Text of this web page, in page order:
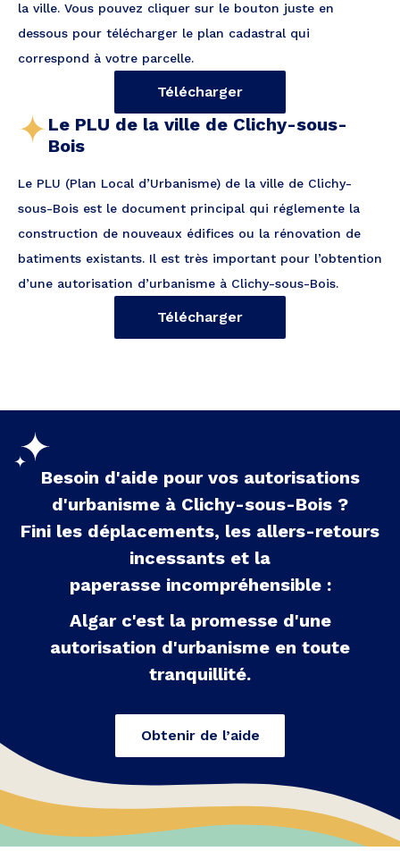
la ville. Vous pouvez cliquer sur le bouton juste en
dessous pour télécharger le plan cadastral qui
correspond à votre parcelle.
Télécharger
Le PLU de la ville de Clichy-sous-
Bois
Le PLU (Plan Local d’Urbanisme) de la ville de Clichy-
sous-Bois est le document principal qui réglemente la
construction de nouveaux édifices ou la rénovation de
batiments existants. Il est très important pour l’obtention
d’une autorisation d’urbanisme à Clichy-sous-Bois.
Télécharger
Besoin d'aide pour vos autorisations
d'urbanisme à Clichy-sous-Bois ?
Fini les déplacements, les allers-retours
incessants et la
paperasse incompréhensible :
Algar c'est la promesse d'une
autorisation d'urbanisme en toute
tranquillité.
Obtenir de l’aide